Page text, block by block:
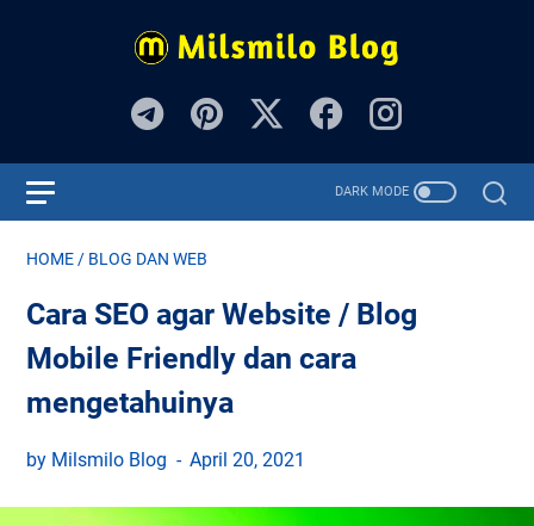
HOME / BLOG DAN WEB
Cara SEO agar Website / Blog
Mobile Friendly dan cara
mengetahuinya
by Milsmilo Blog April 20, 2021